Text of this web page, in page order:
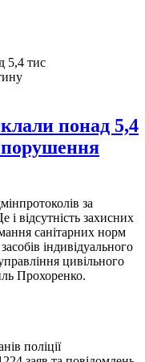
понад 5,4
порушення
за
відсутність захисних
санітарних норм
індивідуального
цивільного
Прохоренко.